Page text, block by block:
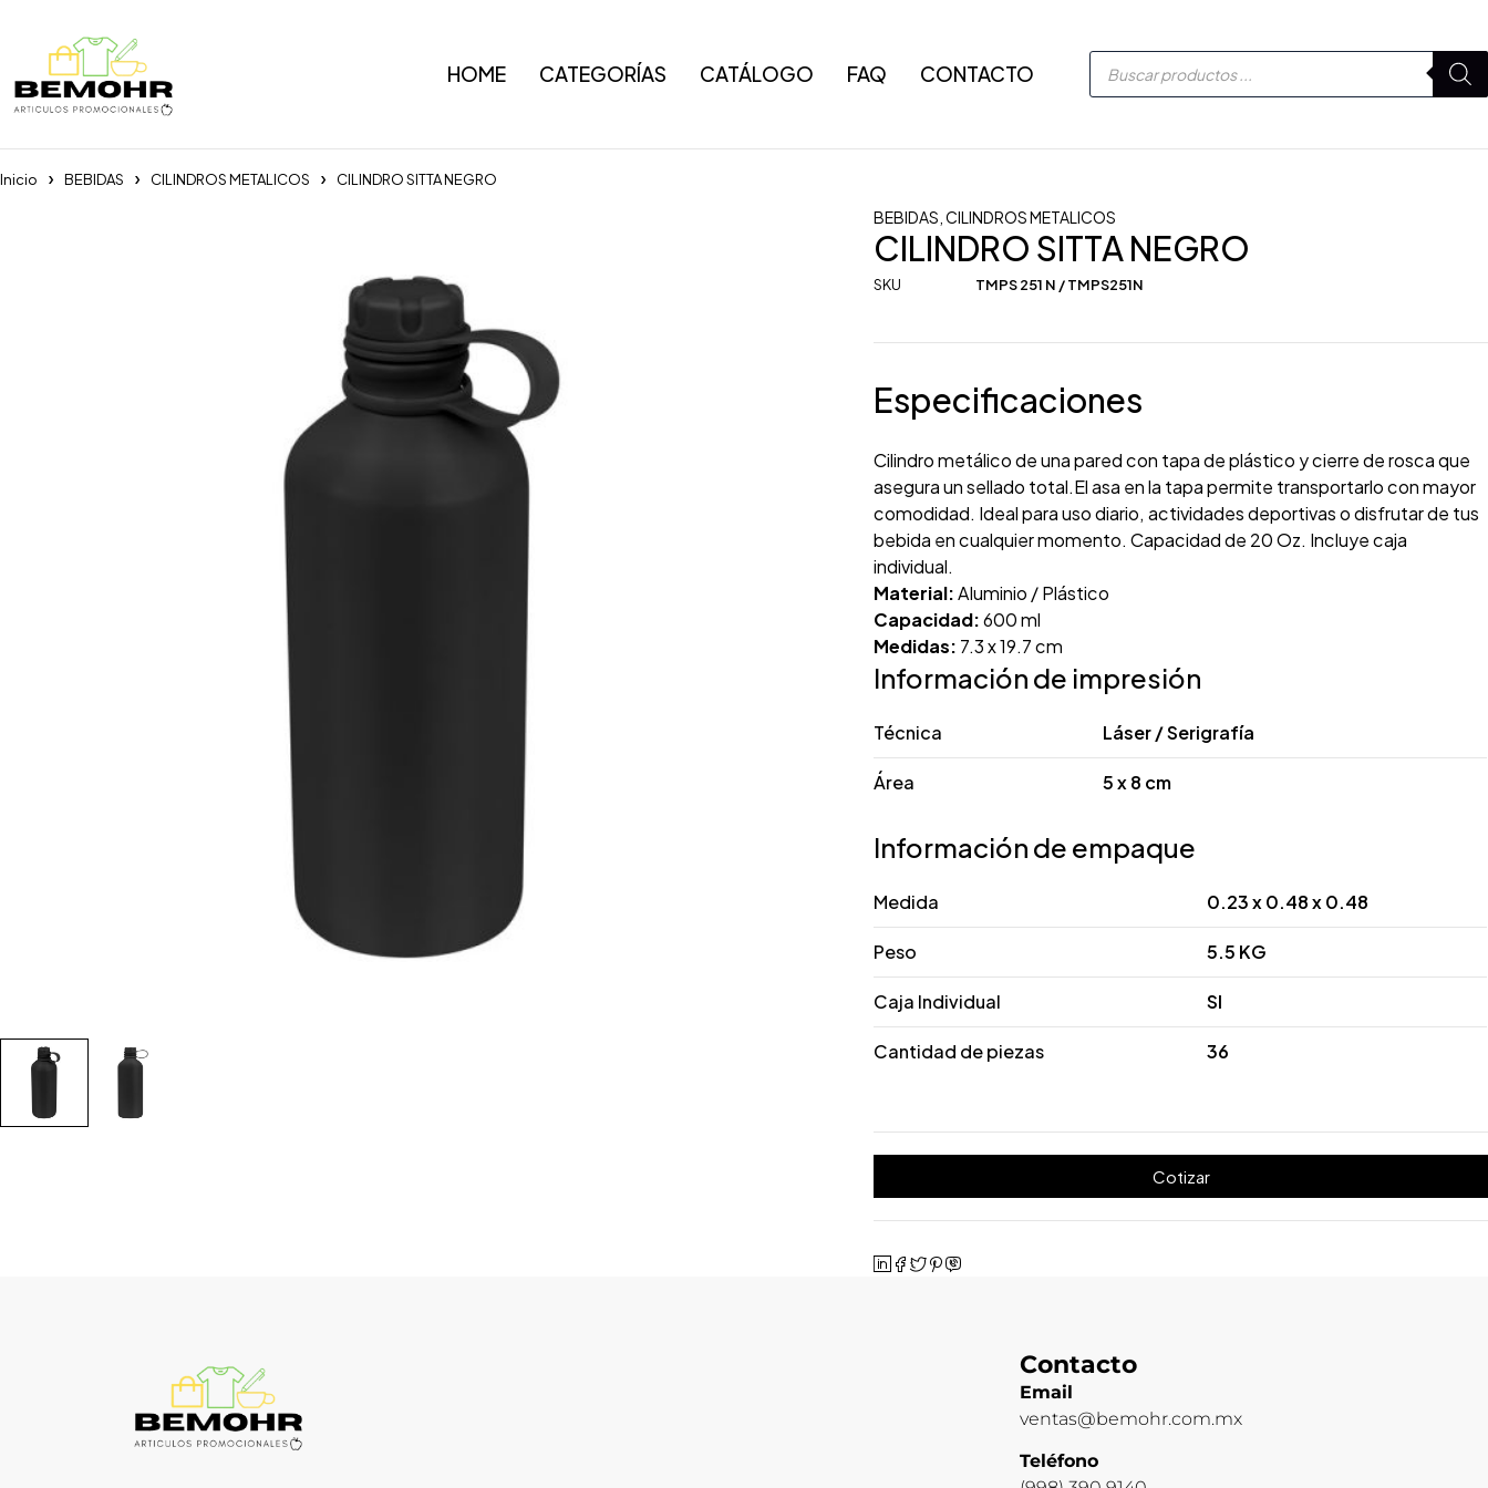
HOME CATEGORÍAS CATÁLOGO FAQ CONTACTO
Inicio BEBIDAS CILINDROS METALICOS CILINDRO SITTA NEGRO
BEBIDAS ,CILINDROS METALICOS
CILINDRO SITTA NEGRO
SKU TMPS 251 N / TMPS251N
Especificaciones
Cilindro metálico de una pared con tapa de plástico y cierre de rosca que
asegura un sellado total.El asa en la tapa permite transportarlo con mayor
comodidad. Ideal para uso diario, actividades deportivas o disfrutar de tus
bebida en cualquier momento. Capacidad de 20 Oz. Incluye caja
individual.
Material:Aluminio / Plástico
Capacidad:600 ml
Medidas: 7.3 x 19.7 cm
Información de impresión
Técnica Láser / Serigrafía
Área 5 x 8 cm
Información de empaque
Medida 0.23 x 0.48 x 0.48
Peso 5.5 KG
Caja Individual SI
Cantidad de piezas 36
Cotizar
Contacto
Email
ventas@bemohr.com.mx
Teléfono